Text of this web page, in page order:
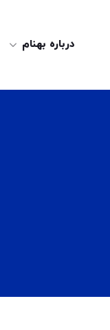
درباره بهنام